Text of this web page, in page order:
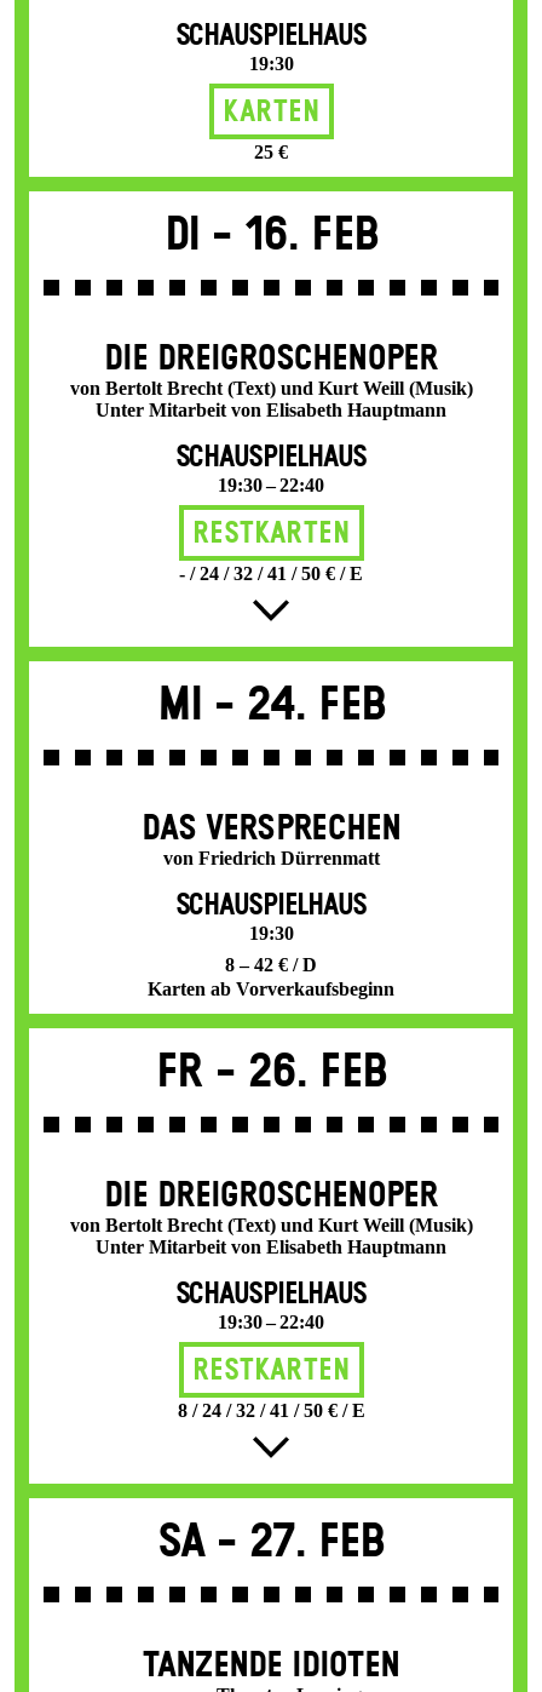
SCHAUSPIELHAUS
19:30
Karten
25 €
Di - 16. Feb
DIE DREI­GROSCHEN­OPER
von Bertolt Brecht (Text) und Kurt Weill (Musik)
Unter Mitarbeit von Elisabeth Hauptmann
SCHAUSPIELHAUS
19:30 – 22:40
Restkarten
- / 24 / 32 / 41 / 50 € / E
Mi - 24. Feb
DAS VER­SPRECHEN
von Friedrich Dürrenmatt
SCHAUSPIELHAUS
19:30
8 – 42 € / D
Karten ab Vorverkaufsbeginn
Fr - 26. Feb
DIE DREI­GROSCHEN­OPER
von Bertolt Brecht (Text) und Kurt Weill (Musik)
Unter Mitarbeit von Elisabeth Hauptmann
SCHAUSPIELHAUS
19:30 – 22:40
Restkarten
8 / 24 / 32 / 41 / 50 € / E
Sa - 27. Feb
TANZENDE IDIOTEN